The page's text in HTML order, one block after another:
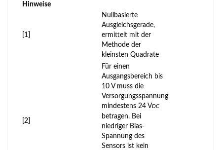
Hinweise
[1]
Nullbasierte
Ausgleichsgerade,
ermittelt mit der
Methode der
kleinsten Quadrate
[2]
Für einen
Ausgangsbereich bis
10 V muss die
Versorgungsspannung
mindestens 24 VDC
betragen. Bei
niedriger Bias-
Spannung des
Sensors ist kein